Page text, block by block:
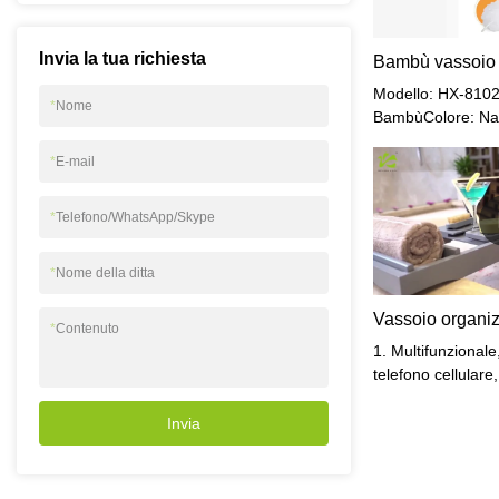
Invia la tua richiesta
*Nome
*E-mail
*Telefono/WhatsApp/Skype
*Nome della ditta
*Contenuto
Invia
Modello: HX-
BambùColore:
cmDimensioni
imballate:
in 1 scatola di
kgGW: 2,65 kg
1.
telefono